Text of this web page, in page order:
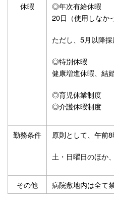
休暇
◎年次有給休暇
20日（使用しなか
ただし、5月以降採
◎特別休暇
健康増進休暇、結
◎育児休業制度
◎介護休暇制度
勤務条件 原則として、午前
土・日曜日のほか
その他 病院敷地内は全て